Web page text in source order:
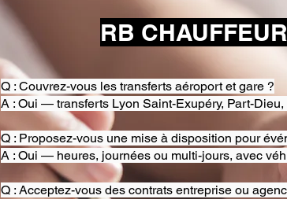
RB
Q : Couvrez-vous les transferts aéroport et gare ?
A : Oui — transferts Lyon Saint-Exupéry, Part-
Q : Proposez-vous une mise à disposition pour
A : Oui — heures, journées ou multi-jours, avec
Q : Acceptez-vous des contrats entreprise ou